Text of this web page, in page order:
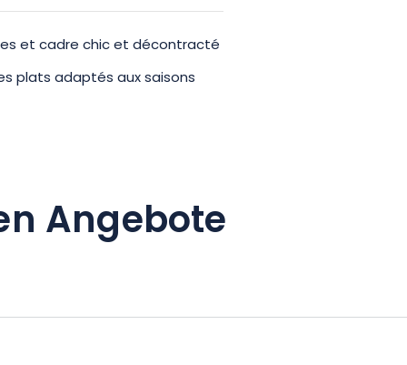
et cadre chic et décontracté
plats adaptés aux saisons
Angebote